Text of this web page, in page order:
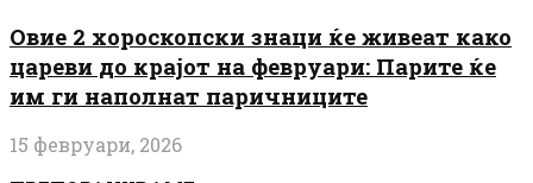
Овие 2 хороскопски знаци ќе живеат како
цареви до крајот на февруари: Парите ќе
им ги наполнат паричниците
15 февруари, 2026